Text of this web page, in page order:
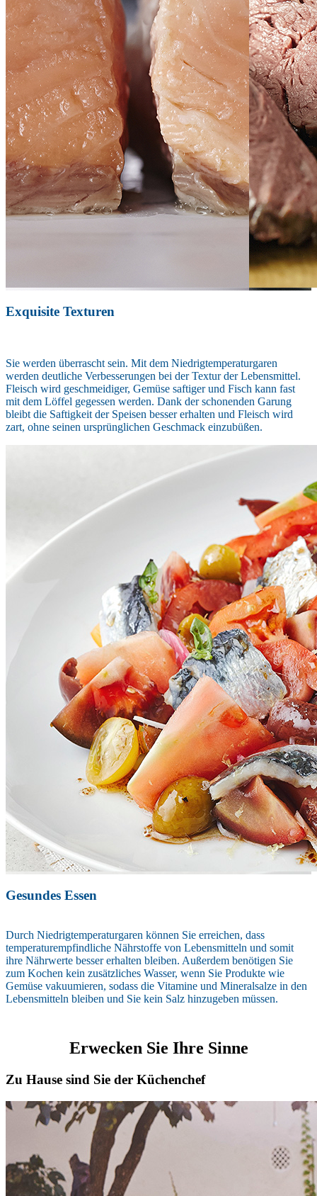
Exquisite Texturen
Sie werden überrascht sein. Mit dem Niedrigtemperaturgaren
werden deutliche Verbesserungen bei der Textur der Lebensmittel.
Fleisch wird geschmeidiger, Gemüse saftiger und Fisch kann fast
mit dem Löffel gegessen werden. Dank der schonenden Garung
bleibt die Saftigkeit der Speisen besser erhalten und Fleisch wird
zart, ohne seinen ursprünglichen Geschmack einzubüßen.
Gesundes Essen
Durch Niedrigtemperaturgaren können Sie erreichen, dass
temperaturempfindliche Nährstoffe von Lebensmitteln und somit
ihre Nährwerte besser erhalten bleiben. Außerdem benötigen Sie
zum Kochen kein zusätzliches Wasser, wenn Sie Produkte wie
Gemüse vakuumieren, sodass die Vitamine und Mineralsalze in den
Lebensmitteln bleiben und Sie kein Salz hinzugeben müssen.
Erwecken Sie Ihre Sinne
Zu Hause sind Sie der Küchenchef